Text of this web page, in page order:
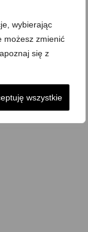
wybierając
możesz zmienić
się z
wszystkie